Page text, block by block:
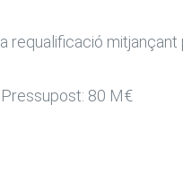
requalificació
Pressupost: 80 M€